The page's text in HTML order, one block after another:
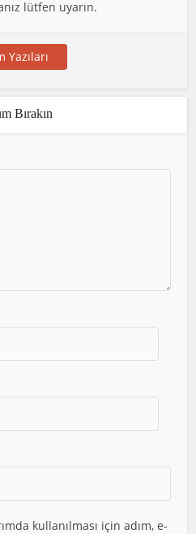
lütfen uyarın.
Yazıları
Bırakın
kullanılması için adım, e-